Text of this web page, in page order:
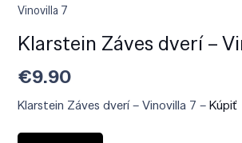
Vinovilla 7
Klarstein Záves dverí –
€9.90
Klarstein Záves dverí – Vinovilla 7 –Kúpiť